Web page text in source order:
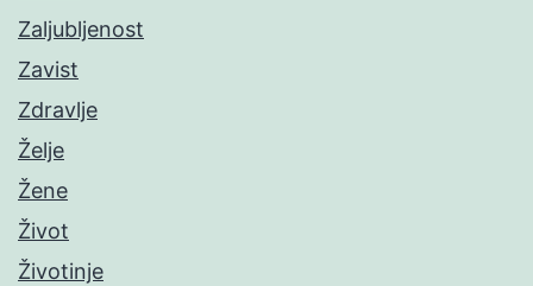
Zaljubljenost
Zavist
Zdravlje
Želje
Žene
Život
Životinje